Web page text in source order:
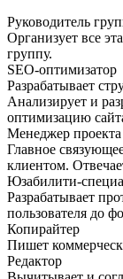
Руководитель
Организует все
группу.
SEO-оптимизатор
Разрабатывает
Анализирует и
оптимизацию
Менеджер проекта
Главное
клиентом.
Юзабилити-
Разрабатывает
пользователя до
Копирайтер
Пишет
Редактор